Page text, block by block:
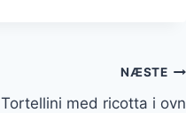
NÆSTE
Tortellini med ricotta i ovn